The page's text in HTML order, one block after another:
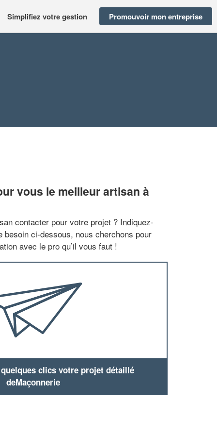
Simplifiez votre gestion Promouvoir mon entreprise
vous le meilleur artisan à
contacter pour votre projet ? Indiquez-
besoin ci-dessous, nous cherchons pour
avec le pro qu’il vous faut !
clics votre projet détaillé
deMaçonnerie